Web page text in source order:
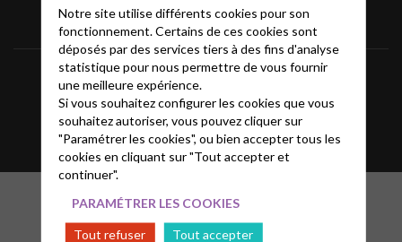
Mentions légales FAQ Glossaire
Notre site utilise différents cookies pour son
fonctionnement. Certains de ces cookies sont
déposés par des services tiers à des fins d'analyse
statistique pour nous permettre de vous fournir
une meilleure expérience.
Si vous souhaitez configurer les cookies que vous
souhaitez autoriser, vous pouvez cliquer sur
"Paramétrer les cookies", ou bien accepter tous les
cookies en cliquant sur "Tout accepter et
continuer".
PARAMÉTRER LES COOKIES
Tout refuser
Tout accepter